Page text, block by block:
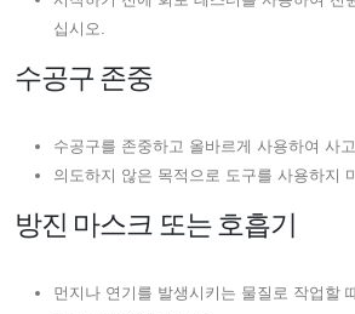
십시오.
수공구 존중
수공구를 존중하고 올바르게 사용하여 사
의도하지 않은 목적으로 도구를 사용하지
방진 마스크 ​​또는 호흡기
먼지나 연기를 발생시키는 물질로 작업할